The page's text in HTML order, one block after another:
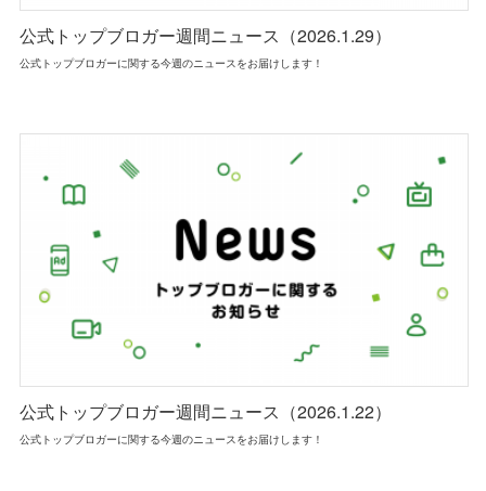
公式トップブロガー週間ニュース（2026.1.29）
公式トップブロガーに関する今週のニュースをお届けします！
公式トップブロガー週間ニュース（2026.1.22）
公式トップブロガーに関する今週のニュースをお届けします！